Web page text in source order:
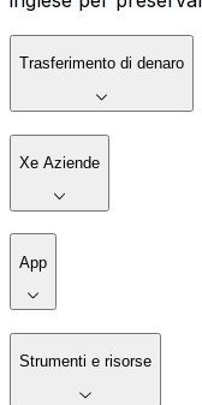
Trasferimento di denaro
Xe Aziende
App
Strumenti e risorse